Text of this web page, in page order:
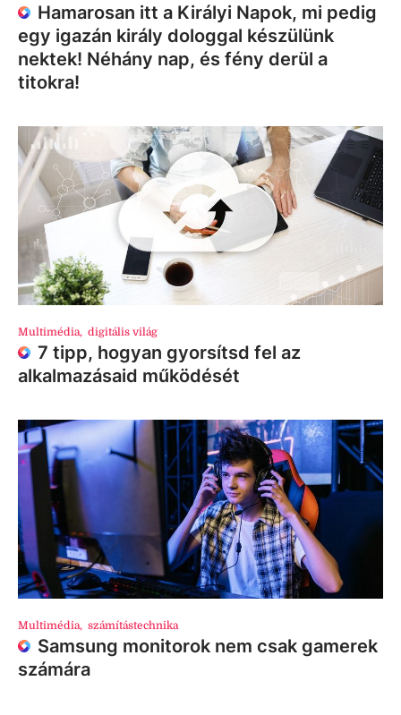
Hamarosan itt a Királyi Napok, mi pedig
egy igazán király dologgal készülünk
nektek! Néhány nap, és fény derül a
titokra!
Multimédia, digitális világ
7 tipp, hogyan gyorsítsd fel az
alkalmazásaid működését
Multimédia, számítástechnika
Samsung monitorok nem csak gamerek
számára